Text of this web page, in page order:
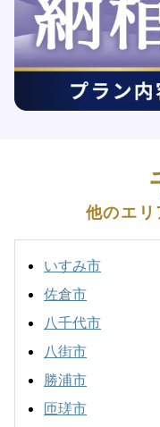
他のエリ
いすみ市
佐倉市
八千代市
八街市
勝浦市
匝瑳市